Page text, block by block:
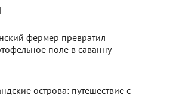
фермер превратил
поле в саванну
острова: путешествие с